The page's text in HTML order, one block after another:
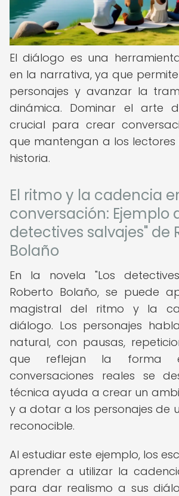
El diálogo es una
en la narrativa, ya que
personajes y avanzar la
dinámica. Dominar el arte
crucial para crear
que mantengan a los lectores
historia.
El ritmo y la cadencia
conversación: Ejemplo
detectives salvajes" de
Bolaño
En la novela "Los
Roberto Bolaño, se puede
magistral del ritmo y la
diálogo. Los personajes
natural, con pausas,
que reflejan la forma
conversaciones reales se
técnica ayuda a crear un
y a dotar a los personajes de
reconocible.
Al estudiar este ejemplo, los
aprender a utilizar la
para dar realismo a sus